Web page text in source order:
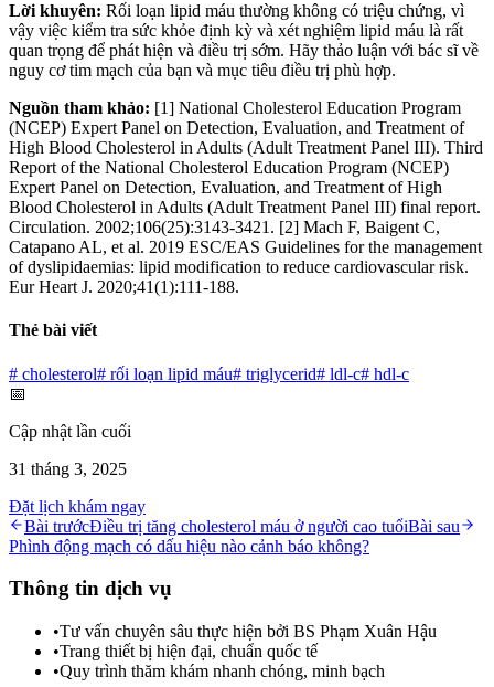
Lời khuyên: Rối loạn lipid máu thường không có triệu chứng, vì
vậy việc kiểm tra sức khỏe định kỳ và xét nghiệm lipid máu là rất
quan trọng để phát hiện và điều trị sớm. Hãy thảo luận với bác sĩ về
nguy cơ tim mạch của bạn và mục tiêu điều trị phù hợp.
Nguồn tham khảo: [1] National Cholesterol Education Program
(NCEP) Expert Panel on Detection, Evaluation, and Treatment of
High Blood Cholesterol in Adults (Adult Treatment Panel III). Third
Report of the National Cholesterol Education Program (NCEP)
Expert Panel on Detection, Evaluation, and Treatment of High
Blood Cholesterol in Adults (Adult Treatment Panel III) final report.
Circulation. 2002;106(25):3143-3421. [2] Mach F, Baigent C,
Catapano AL, et al. 2019 ESC/EAS Guidelines for the management
of dyslipidaemias: lipid modification to reduce cardiovascular risk.
Eur Heart J. 2020;41(1):111-188.
Thẻ bài viết
# cholesterol# rối loạn lipid máu# triglycerid# ldl-c# hdl-c
📅
Cập nhật lần cuối
31 tháng 3, 2025
Đặt lịch khám ngay
Bài trướcĐiều trị tăng cholesterol máu ở người cao tuổiBài sau
Phình động mạch có dấu hiệu nào cảnh báo không?
Thông tin dịch vụ
•Tư vấn chuyên sâu thực hiện bởi BS Phạm Xuân Hậu
•Trang thiết bị hiện đại, chuẩn quốc tế
•Quy trình thăm khám nhanh chóng, minh bạch